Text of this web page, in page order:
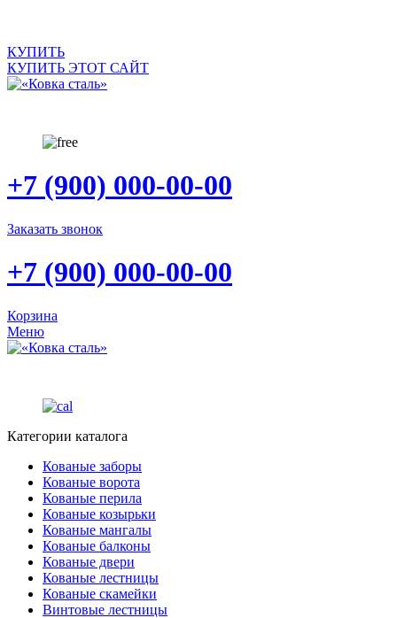
КУПИТЬ
КУПИТЬ ЭТОТ САЙТ
+7 (900) 000-00-00
Заказать звонок
+7 (900) 000-00-00
Корзина
Меню
Категории каталога
Кованые заборы
Кованые ворота
Кованые перила
Кованые козырьки
Кованые мангалы
Кованые балконы
Кованые двери
Кованые лестницы
Кованые скамейки
Винтовые лестницы